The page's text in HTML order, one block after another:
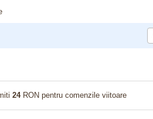
24RON pentru comenzile viitoare